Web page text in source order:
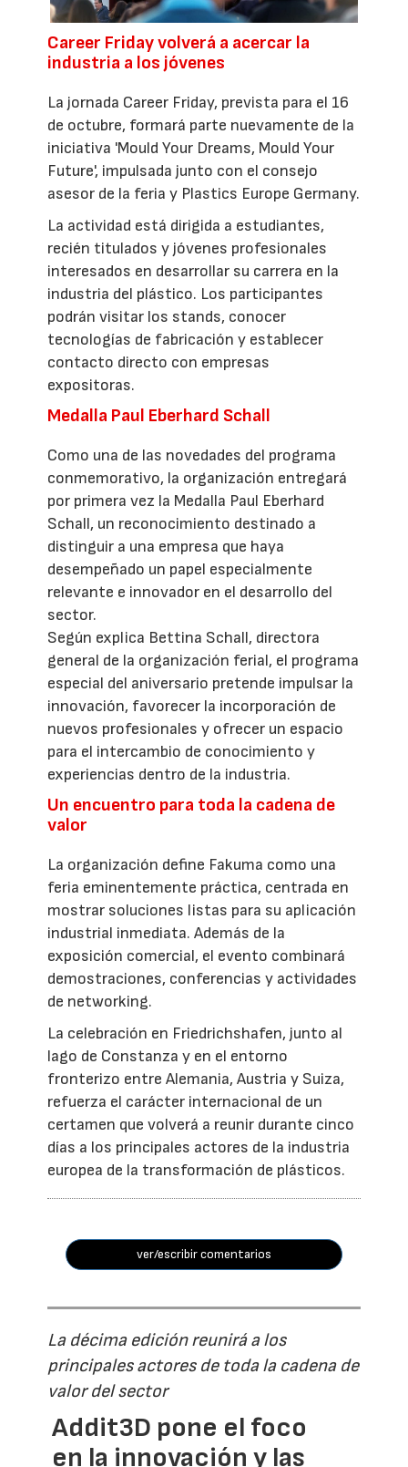
Career Friday volverá a acercar la
industria a los jóvenes
La jornada Career Friday, prevista para el 16
de octubre, formará parte nuevamente de la
iniciativa 'Mould Your Dreams, Mould Your
Future', impulsada junto con el consejo
asesor de la feria y Plastics Europe Germany.
La actividad está dirigida a estudiantes,
recién titulados y jóvenes profesionales
interesados en desarrollar su carrera en la
industria del plástico. Los participantes
podrán visitar los stands, conocer
tecnologías de fabricación y establecer
contacto directo con empresas
expositoras.
Medalla Paul Eberhard Schall
Como una de las novedades del programa
conmemorativo, la organización entregará
por primera vez la Medalla Paul Eberhard
Schall, un reconocimiento destinado a
distinguir a una empresa que haya
desempeñado un papel especialmente
relevante e innovador en el desarrollo del
sector.
Según explica Bettina Schall, directora
general de la organización ferial, el programa
especial del aniversario pretende impulsar la
innovación, favorecer la incorporación de
nuevos profesionales y ofrecer un espacio
para el intercambio de conocimiento y
experiencias dentro de la industria.
Un encuentro para toda la cadena de
valor
La organización define Fakuma como una
feria eminentemente práctica, centrada en
mostrar soluciones listas para su aplicación
industrial inmediata. Además de la
exposición comercial, el evento combinará
demostraciones, conferencias y actividades
de networking.
La celebración en Friedrichshafen, junto al
lago de Constanza y en el entorno
fronterizo entre Alemania, Austria y Suiza,
refuerza el carácter internacional de un
certamen que volverá a reunir durante cinco
días a los principales actores de la industria
europea de la transformación de plásticos.
ver/escribir comentarios
La décima edición reunirá a los
principales actores de toda la cadena de
valor del sector
Addit3D pone el foco
en la innovación y las